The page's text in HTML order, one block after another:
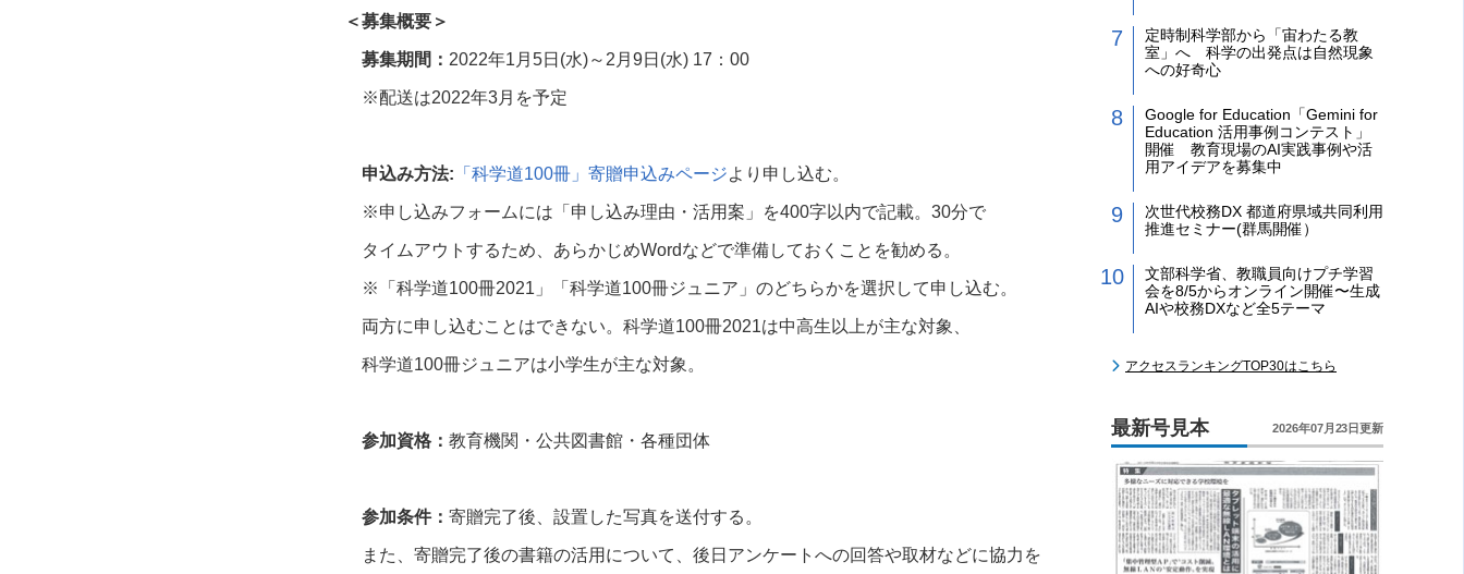
＜募集概要＞
募集期間： 2022年1月 5日 (水)～2月 9日 (水) 17 ： 00
※配送は2022年3月を予定
申込み方法: 「科学道100冊」寄贈申込みページより申し込む。
※申し込みフォームには「申し込み理由・活用案」を400字以内で記載。 30分で
タイムアウトするため、あらかじめWordなどで準備しておくことを勧める。
※「科学道100冊2021 」「科学道100冊ジュニア」のどちらかを選択して申し込む。
両方に申し込むことはできない。科学道100冊2021は中高生以上が主な対象、
科学道100冊ジュニアは小学生が主な対象。
参加資格： 教育機関・公共図書館・各種団体
参加条件： 寄贈完了後、設置した写真を送付する。
また、寄贈完了後の書籍の活用について、後日アンケートへの回答や取材などに協力を
定時制科学部から「宙わたる教
室」へ 科学の出発点は自然現象
への好奇心
Google for Education「Gemini for
Education 活用事例コンテスト」
開催 教育現場のAI実践事例や活
用アイデアを募集中
次世代校務DX 都道府県域共同利用
推進セミナー(群馬開催）
文部科学省、教職員向けプチ学習
会を8/5からオンライン開催〜生成
AIや校務DXなど全5テーマ
アクセスランキングTOP30はこちら
最新号見本 2026年07月23日更新